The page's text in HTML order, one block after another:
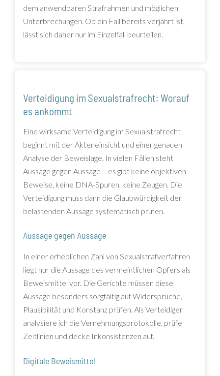
dem anwendbaren Strafrahmen und möglichen
Unterbrechungen. Ob ein Fall bereits verjährt ist,
lässt sich daher nur im Einzelfall beurteilen.
Verteidigung im Sexualstrafrecht: Worauf
es ankommt
Eine wirksame Verteidigung im Sexualstrafrecht
beginnt mit der Akteneinsicht und einer genauen
Analyse der Beweislage. In vielen Fällen steht
Aussage gegen Aussage – es gibt keine objektiven
Beweise, keine DNA-Spuren, keine Zeugen. Die
Verteidigung muss dann die Glaubwürdigkeit der
belastenden Aussage systematisch prüfen.
Aussage gegen Aussage
In einer erheblichen Zahl von Sexualstrafverfahren
liegt nur die Aussage des vermeintlichen Opfers als
Beweismittel vor. Die Gerichte müssen diese
Aussage besonders sorgfältig auf Widersprüche,
Plausibilität und Konstanz prüfen. Als Verteidiger
analysiere ich die Vernehmungsprotokolle, prüfe
Zeitlinien und decke Inkonsistenzen auf.
Digitale Beweismittel